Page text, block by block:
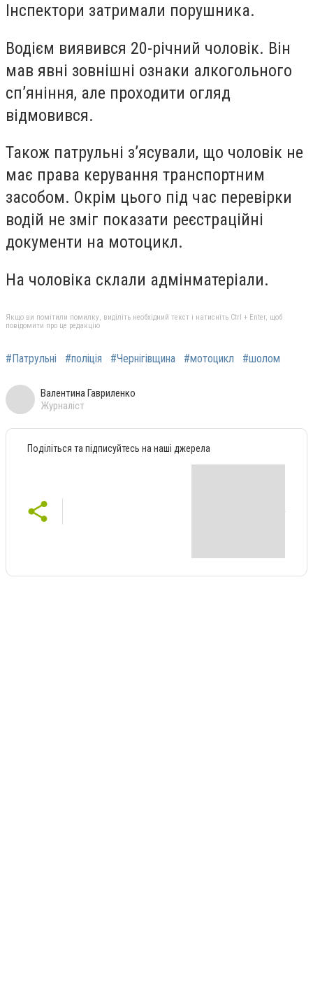
Інспектори затримали порушника.
Водієм виявився 20-річний чоловік. Він
мав явні зовнішні ознаки алкогольного
сп’яніння, але проходити огляд
відмовився.
Також патрульні з’ясували, що чоловік не
має права керування транспортним
засобом. Окрім цього під час перевірки
водій не зміг показати реєстраційні
документи на мотоцикл.
На чоловіка склали адмінматеріали.
Якщо ви помітили помилку, виділіть необхідний текст і натисніть Ctrl + Enter, щоб
повідомити про це редакцію
#Патрульні #поліція #Чернігівщина #мотоцикл #шолом
Валентина Гавриленко
Журналіст
Поділіться та підписуйтесь на наші джерела